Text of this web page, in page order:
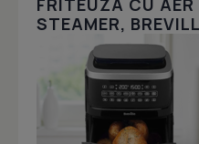
FRITEUZA CU
STEAMER,